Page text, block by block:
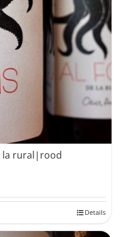
la rural|rood
Details